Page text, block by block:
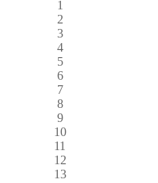
1
2
3
4
5
6
7
8
9
10
11
12
13